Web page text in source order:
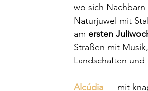
wo sich Nachbarn
Naturjuwel mit
am ersten
Straßen mit
Landschaften und
Alcúdia — mit